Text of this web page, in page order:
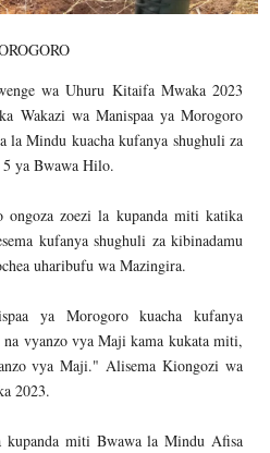
wa Uhuru Kitaifa Mwaka 2023
Wakazi wa Manispaa ya Morogoro
la Mindu kuacha kufanya shughuli za
ya Bwawa Hilo.
ongoza zoezi la kupanda miti katika
kufanya shughuli za kibinadamu
uharibufu wa Mazingira.
ya Morogoro kuacha kufanya
vyanzo vya Maji kama kukata miti,
vya Maji." Alisema Kiongozi wa
2023.
miti Bwawa la Mindu Afisa